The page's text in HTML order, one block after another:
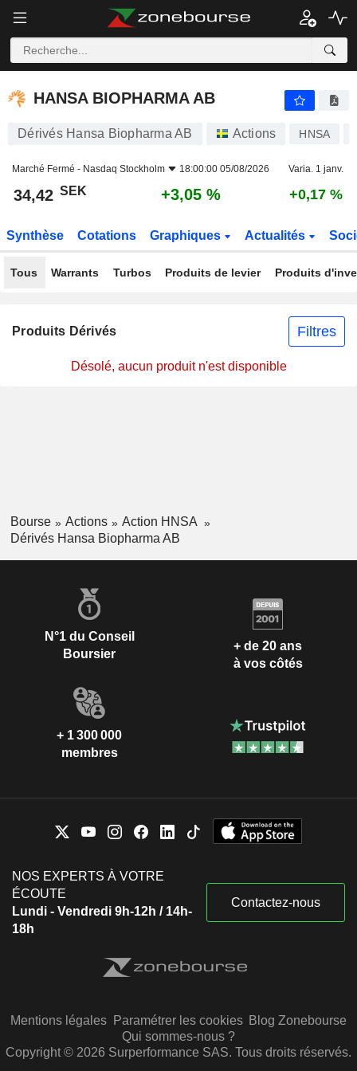
HANSA BIOPHARMA AB
HANSA BIOPHARMA AB
Dérivés Hansa Biopharma AB Actions HNSA
Marché Fermé - Nasdaq Stockholm 18:00:00 05/08/2026 Varia. 1 janv.
34,42 SEK +3,05 % +0,17 %
Synthèse Cotations Graphiques Actualités
Tous Warrants Turbos Produits de levier Produits
Produits Dérivés Filtres
Désolé, aucun produit n'est disponible
Bourse Actions
Action HNSA
Dérivés Hansa Biopharma AB
N°1 du Conseil
Boursier
+ de 20 ans
à vos côtés
+ 1 300 000
membres
NOS EXPERTS À VOTRE
ÉCOUTE
Lundi - Vendredi 9h-12h / 14h-
18h
Contactez-nous
Mentions légales Paramétrer les cookies Blog Zonebourse
Qui sommes-nous ?
Copyright © 2026 Surperformance SAS. Tous droits réservés.